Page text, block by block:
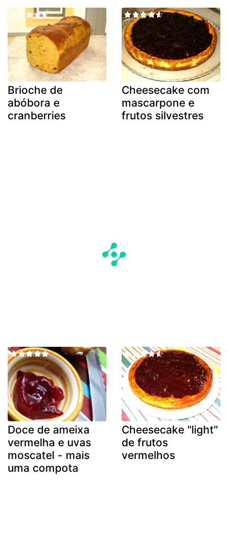
Brioche de
abóbora e
cranberries
Cheesecake com
mascarpone e
frutos silvestres
Doce de ameixa
vermelha e uvas
moscatel - mais
uma compota
Cheesecake "light"
de frutos
vermelhos